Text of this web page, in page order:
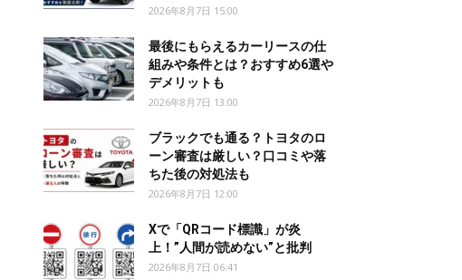
2026年8月7日 15:00
最後にもらえるカーリースの仕
組みや条件とは？おすすめ6選や
デメリットも
2026年8月7日 13:00
ブラックでも通る？トヨタのロ
ーン審査は厳しい？口コミや落
ちた後の対処法も
2026年8月7日 12:00
Xで「QRコード標識」が炎
上！”人間が読めない”と批判
2026年8月7日 06:41